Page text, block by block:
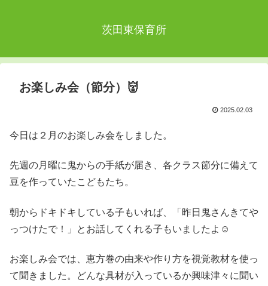
茨田東保育所
お楽しみ会（節分）👹
2025.02.03
今日は２月のお楽しみ会をしました。
先週の月曜に鬼からの手紙が届き、各クラス節分に備えて
豆を作っていたこどもたち。
朝からドキドキしている子もいれば、「昨日鬼さんきてや
っつけたで！」とお話してくれる子もいましたよ☺
お楽しみ会では、恵方巻の由来や作り方を視覚教材を使っ
て聞きました。どんな具材が入っているか興味津々に聞い